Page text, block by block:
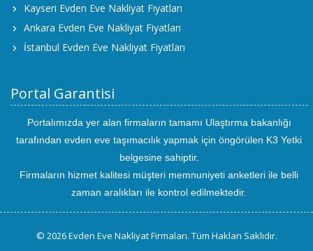
Kayseri Evden Eve Nakliyat Fiyatları
Ankara Evden Eve Nakliyat Fiyatları
İstanbul Evden Eve Nakliyat Fiyatları
Portal Garantisi
Portalımızda yer alan firmaların tamamı Ulaştırma bakanlığı
tarafından evden eve taşımacılık yapmak için öngörülen K3 Yetki
belgesine sahiptir.
Firmaların hizmet kalitesi müşteri memnuniyeti anketleri ile belli
zaman aralıkları ile kontrol edilmektedir.
© 2026 Evden Eve Nakliyat Firmaları. Tüm Hakları Saklıdır.